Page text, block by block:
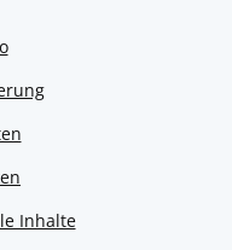
Inhalte